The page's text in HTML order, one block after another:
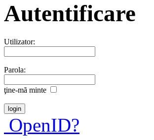
Autentificare
Utilizator:
Parola:
ţine-mã minte
OpenID?